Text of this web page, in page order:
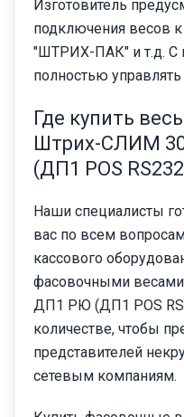
Изготовитель
подключения весов
"ШТРИХ-ПАК" и т.д.
полностью
Где купить
Штрих-СЛИМ
(ДП1 POS
Наши специалисты
вас по всем
кассового
фасовочными
ДП1 РЮ (ДП1 POS
количестве, чтобы
представителей
сетевым компаниям.